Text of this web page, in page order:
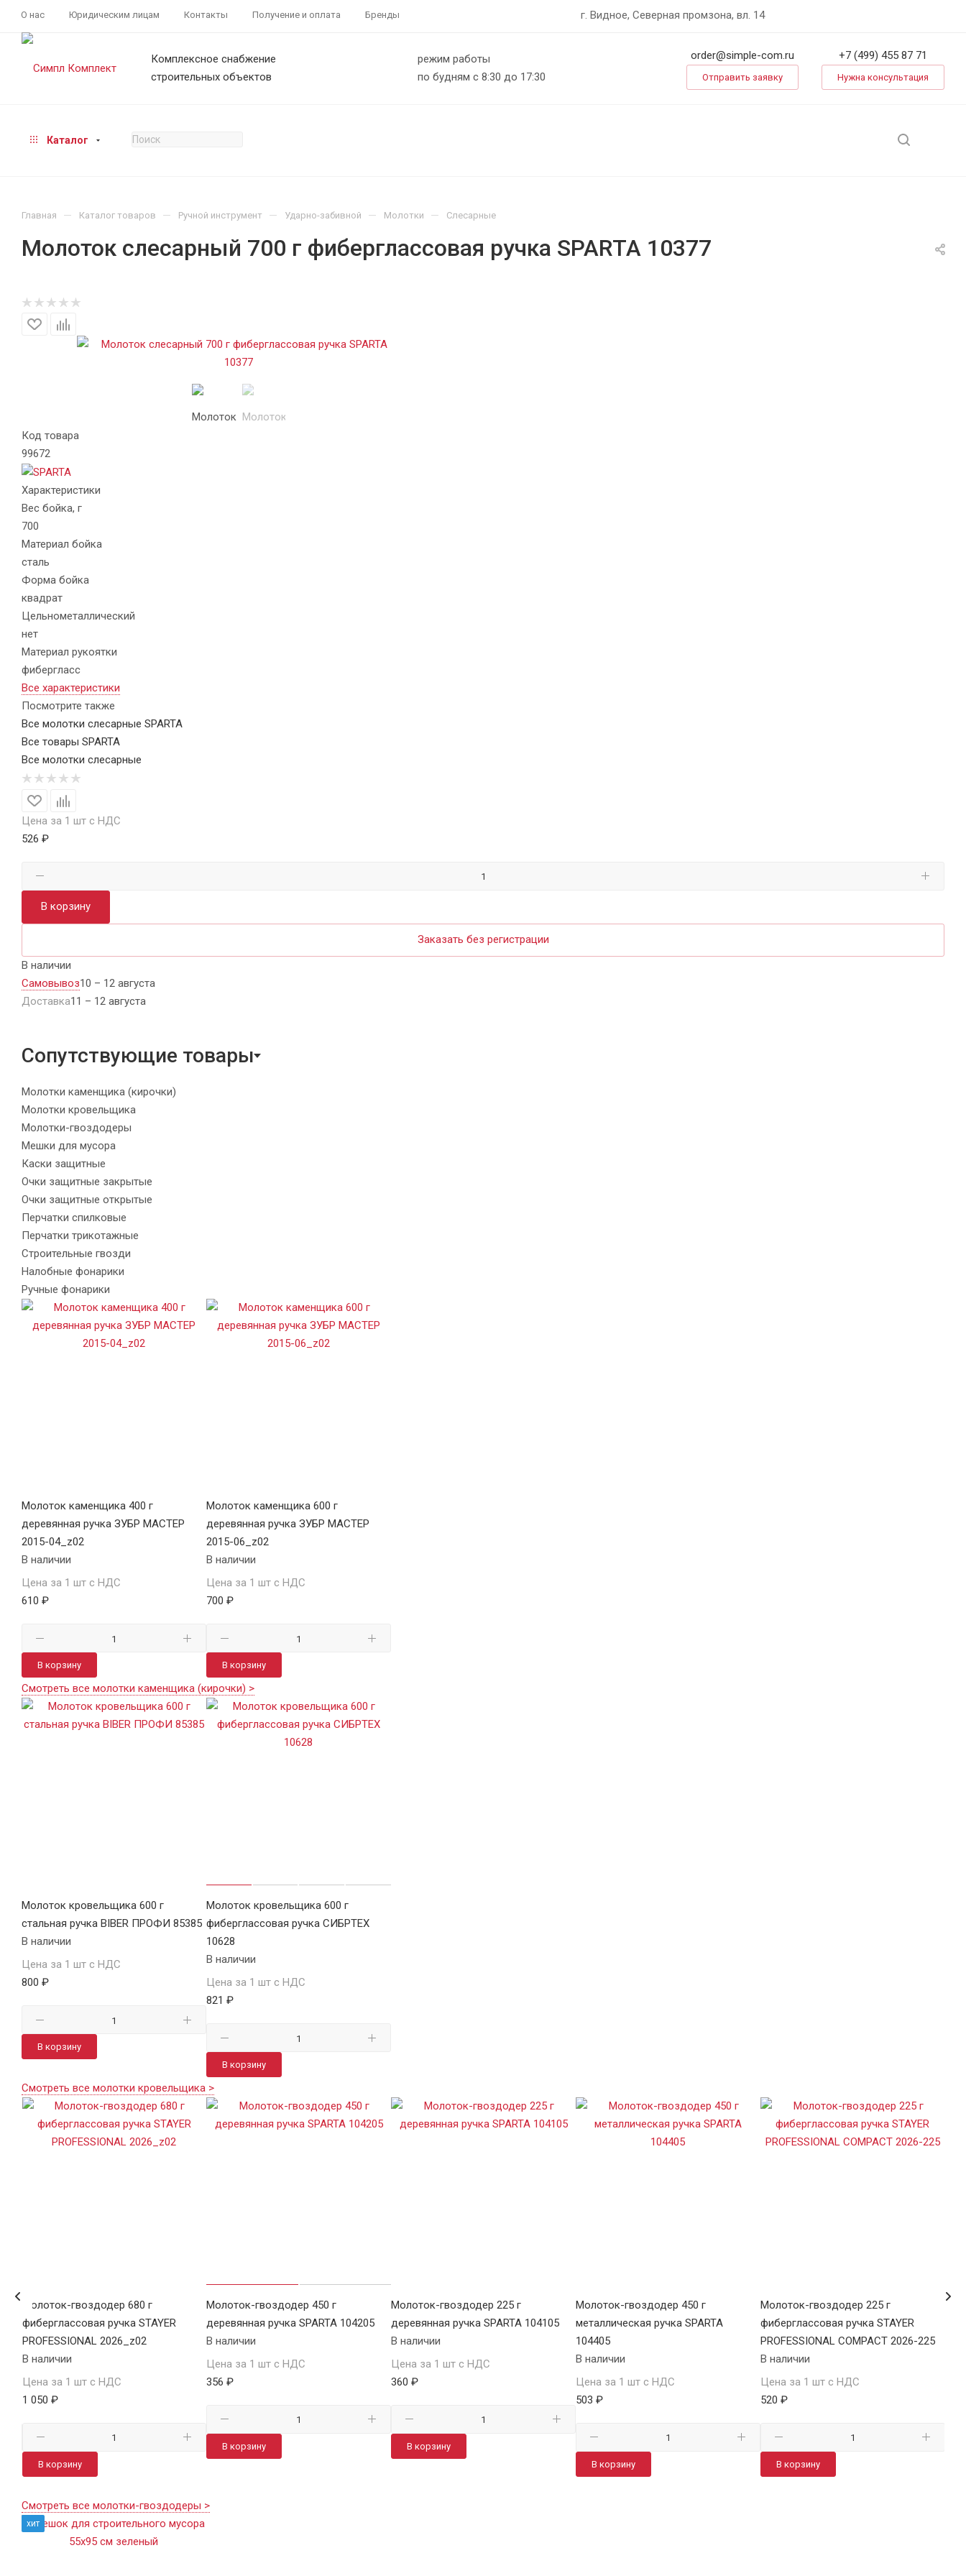
О нас Юридическим лицам Контакты Получение и оплата Бренды г. Видное, Северная промзона, вл. 14
Комплексное снабжение
строительных объектов
режим работы
по будням с 8:30 до 17:30
order@simple-com.ru
Отправить заявку
+7 (499) 455 87 71
Нужна консультация
Каталог
Главная — Каталог товаров — Ручной инструмент — Ударно-забивной — Молотки — Слесарные
Молоток слесарный 700 г фиберглассовая ручка SPARTA 10377
Код товара
99672
Характеристики
Вес бойка, г
700
Материал бойка
сталь
Форма бойка
квадрат
Цельнометаллический
нет
Материал рукоятки
фибергласс
Все характеристики
Посмотрите также
Все молотки слесарные SPARTA
Все товары SPARTA
Все молотки слесарные
Цена за 1 шт с НДС
526 ₽
В корзину
Заказать без регистрации
В наличии
Самовывоз10 – 12 августа
Доставка11 – 12 августа
Сопутствующие товары
Молотки каменщика (кирочки)
Молотки кровельщика
Молотки-гвоздодеры
Мешки для мусора
Каски защитные
Очки защитные закрытые
Очки защитные открытые
Перчатки спилковые
Перчатки трикотажные
Строительные гвозди
Налобные фонарики
Ручные фонарики
Молоток каменщика 400 г
деревянная ручка ЗУБР МАСТЕР
2015-04_z02
В наличии
Цена за 1 шт с НДС
610 ₽
В корзину
Молоток каменщика 600 г
деревянная ручка ЗУБР МАСТЕР
2015-06_z02
В наличии
Цена за 1 шт с НДС
700 ₽
В корзину
Смотреть все молотки каменщика (кирочки) >
Молоток кровельщика 600 г
стальная ручка BIBER ПРОФИ 85385
В наличии
Цена за 1 шт с НДС
800 ₽
В корзину
Молоток кровельщика 600 г
фиберглассовая ручка СИБРТЕХ
10628
В наличии
Цена за 1 шт с НДС
821 ₽
В корзину
Смотреть все молотки кровельщика >
Молоток-гвоздодер 680 г
фиберглассовая ручка STAYER
PROFESSIONAL 2026_z02
В наличии
Цена за 1 шт с НДС
1 050 ₽
В корзину
Молоток-гвоздодер 450 г
деревянная ручка SPARTA 104205
В наличии
Цена за 1 шт с НДС
356 ₽
В корзину
Молоток-гвоздодер 225 г
деревянная ручка SPARTA 104105
В наличии
Цена за 1 шт с НДС
360 ₽
В корзину
Молоток-гвоздодер 450 г
металлическая ручка SPARTA
104405
В наличии
Цена за 1 шт с НДС
503 ₽
В корзину
Молоток-гвоздодер 225 г
фиберглассовая ручка STAYER
PROFESSIONAL COMPACT 2026-225
В наличии
Цена за 1 шт с НДС
520 ₽
В корзину
Смотреть все молотки-гвоздодеры >
хит